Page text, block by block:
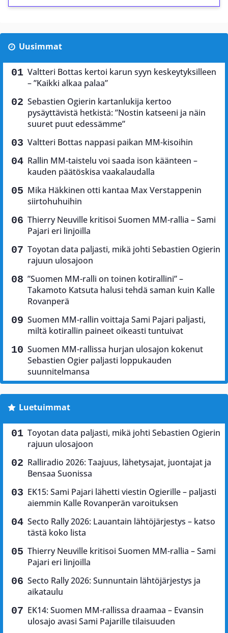
Uusimmat
Valtteri Bottas kertoi karun syyn keskeytyksilleen
– ”Kaikki alkaa palaa”
Sebastien Ogierin kartanlukija kertoo
pysäyttävistä hetkistä: ”Nostin katseeni ja näin
suuret puut edessämme”
Valtteri Bottas nappasi paikan MM-kisoihin
Rallin MM-taistelu voi saada ison käänteen –
kauden päätöskisa vaakalaudalla
Mika Häkkinen otti kantaa Max Verstappenin
siirtohuhuihin
Thierry Neuville kritisoi Suomen MM-rallia – Sami
Pajari eri linjoilla
Toyotan data paljasti, mikä johti Sebastien Ogierin
rajuun ulosajoon
”Suomen MM-ralli on toinen kotirallini” –
Takamoto Katsuta halusi tehdä saman kuin Kalle
Rovanperä
Suomen MM-rallin voittaja Sami Pajari paljasti,
miltä kotirallin paineet oikeasti tuntuivat
Suomen MM-rallissa hurjan ulosajon kokenut
Sebastien Ogier paljasti loppukauden
suunnitelmansa
Luetuimmat
Toyotan data paljasti, mikä johti Sebastien Ogierin
rajuun ulosajoon
Ralliradio 2026: Taajuus, lähetysajat, juontajat ja
Bensaa Suonissa
EK15: Sami Pajari lähetti viestin Ogierille – paljasti
aiemmin Kalle Rovanperän varoituksen
Secto Rally 2026: Lauantain lähtöjärjestys – katso
tästä koko lista
Thierry Neuville kritisoi Suomen MM-rallia – Sami
Pajari eri linjoilla
Secto Rally 2026: Sunnuntain lähtöjärjestys ja
aikataulu
EK14: Suomen MM-rallissa draamaa – Evansin
ulosajo avasi Sami Pajarille tilaisuuden